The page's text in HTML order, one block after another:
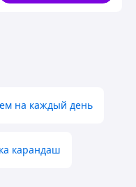
на каждый день
карандаш